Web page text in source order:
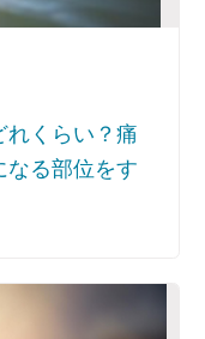
れくらい？痛
なる部位をす